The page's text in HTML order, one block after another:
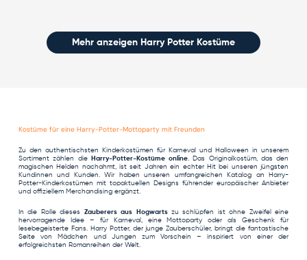
Mehr anzeigen Harry Potter Kostüme
Kostüme für eine Harry-Potter-Mottoparty mit Freunden
Zu den authentischsten Kinderkostümen für Karneval und Halloween in unserem
Sortiment zählen die
Harry-Potter-Kostüme online. Das Originalkostüm, das den
magischen Helden nachahmt, ist seit Jahren ein echter Hit bei unseren jüngsten
Kundinnen und Kunden. Wir haben unseren umfangreichen Katalog an Harry-
Potter-Kinderkostümen mit topaktuellen Designs führender europäischer Anbieter
und offiziellem Merchandising ergänzt.
In die Rolle dieses Zauberers aus Hogwartszu schlüpfen ist ohne Zweifel eine
hervorragende Idee – für Karneval, eine Mottoparty oder als Geschenk für
lesebegeisterte Fans. Harry Potter, der junge Zauberschüler, bringt die fantastische
Seite von Mädchen und Jungen zum Vorschein – inspiriert von einer der
erfolgreichsten Romanreihen der Welt.